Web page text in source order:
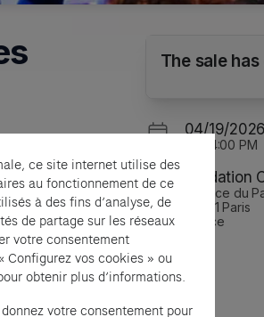
par le
joyeux. Ainsi,
à coulisse
l’Omnichord.
du groupe.
musiques de
The sale
04/19/2026
4:00 PM
2, place du
75001 Paris
France
ce site internet utilise des
au fonctionnement de ce
à des fins d’analyse, de
de partage sur les réseaux
votre consentement
vos cookies » ou
obtenir plus d’informations.
votre consentement pour